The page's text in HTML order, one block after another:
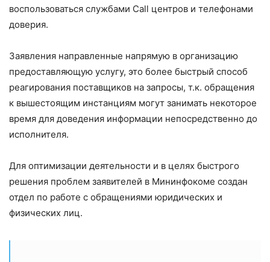
воспользоваться службами Call центров и телефонами
доверия.
Заявления направленные напрямую в организацию
предоставляющую услугу, это более быстрый способ
реагирования поставщиков на запросы, т.к. обращения
к вышестоящим инстанциям могут занимать некоторое
время для доведения информации непосредственно до
исполнителя.
Для оптимизации деятельности и в целях быстрого
решения проблем заявителей в Мининфокоме создан
отдел по работе с обращениями юридических и
физических лиц.